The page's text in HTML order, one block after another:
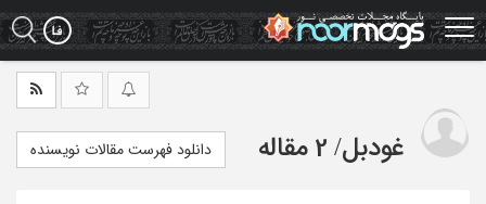
Skip
to
main
غودبل/ 2 مقاله دانلود فهرست مقالات نویسنده